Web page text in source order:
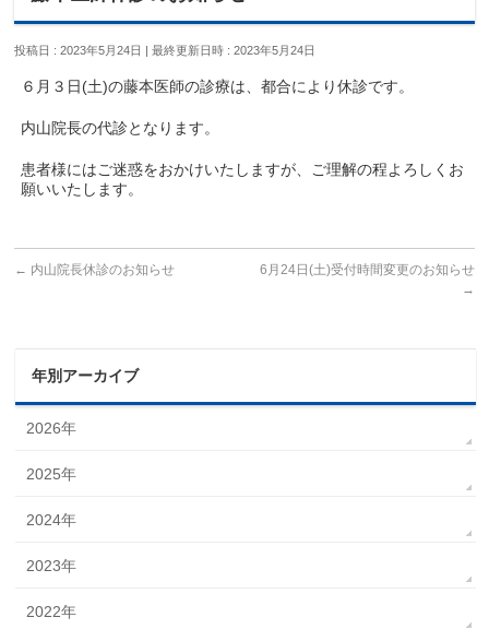
投稿日 : 2023年5月24日 最終更新日時 : 2023年5月24日
６月３日(土)の藤本医師の診療は、都合により休診です。
内山院長の代診となります。
患者様にはご迷惑をおかけいたしますが、ご理解の程よろしくお
願いいたします。
← 内山院長休診のお知らせ
6月24日(土)受付時間変更のお知らせ
→
年別アーカイブ
2026年
2025年
2024年
2023年
2022年